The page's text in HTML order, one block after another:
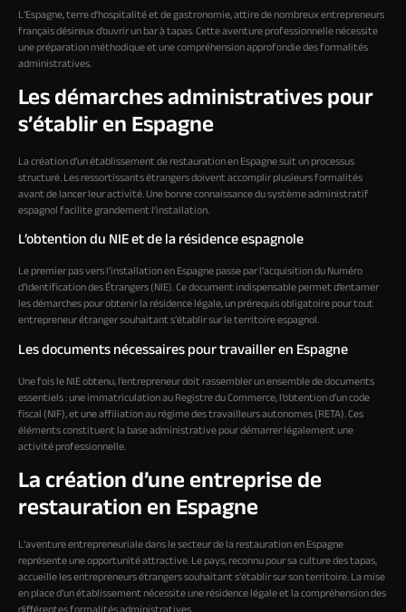
L’Espagne, terre d’hospitalité et de gastronomie, attire de nombreux entrepreneurs
français désireux d’ouvrir un bar à tapas. Cette aventure professionnelle nécessite
une préparation méthodique et une compréhension approfondie des formalités
administratives.
Les démarches administratives pour
s’établir en Espagne
La création d’un établissement de restauration en Espagne suit un processus
structuré. Les ressortissants étrangers doivent accomplir plusieurs formalités
avant de lancer leur activité. Une bonne connaissance du système administratif
espagnol facilite grandement l’installation.
L’obtention du NIE et de la résidence espagnole
Le premier pas vers l’installation en Espagne passe par l’acquisition du Numéro
d’Identification des Étrangers (NIE). Ce document indispensable permet d’entamer
les démarches pour obtenir la résidence légale, un prérequis obligatoire pour tout
entrepreneur étranger souhaitant s’établir sur le territoire espagnol.
Les documents nécessaires pour travailler en Espagne
Une fois le NIE obtenu, l’entrepreneur doit rassembler un ensemble de documents
essentiels : une immatriculation au Registre du Commerce, l’obtention d’un code
fiscal (NIF), et une affiliation au régime des travailleurs autonomes (RETA). Ces
éléments constituent la base administrative pour démarrer légalement une
activité professionnelle.
La création d’une entreprise de
restauration en Espagne
L’aventure entrepreneuriale dans le secteur de la restauration en Espagne
représente une opportunité attractive. Le pays, reconnu pour sa culture des tapas,
accueille les entrepreneurs étrangers souhaitant s’établir sur son territoire. La mise
en place d’un établissement nécessite une résidence légale et la compréhension des